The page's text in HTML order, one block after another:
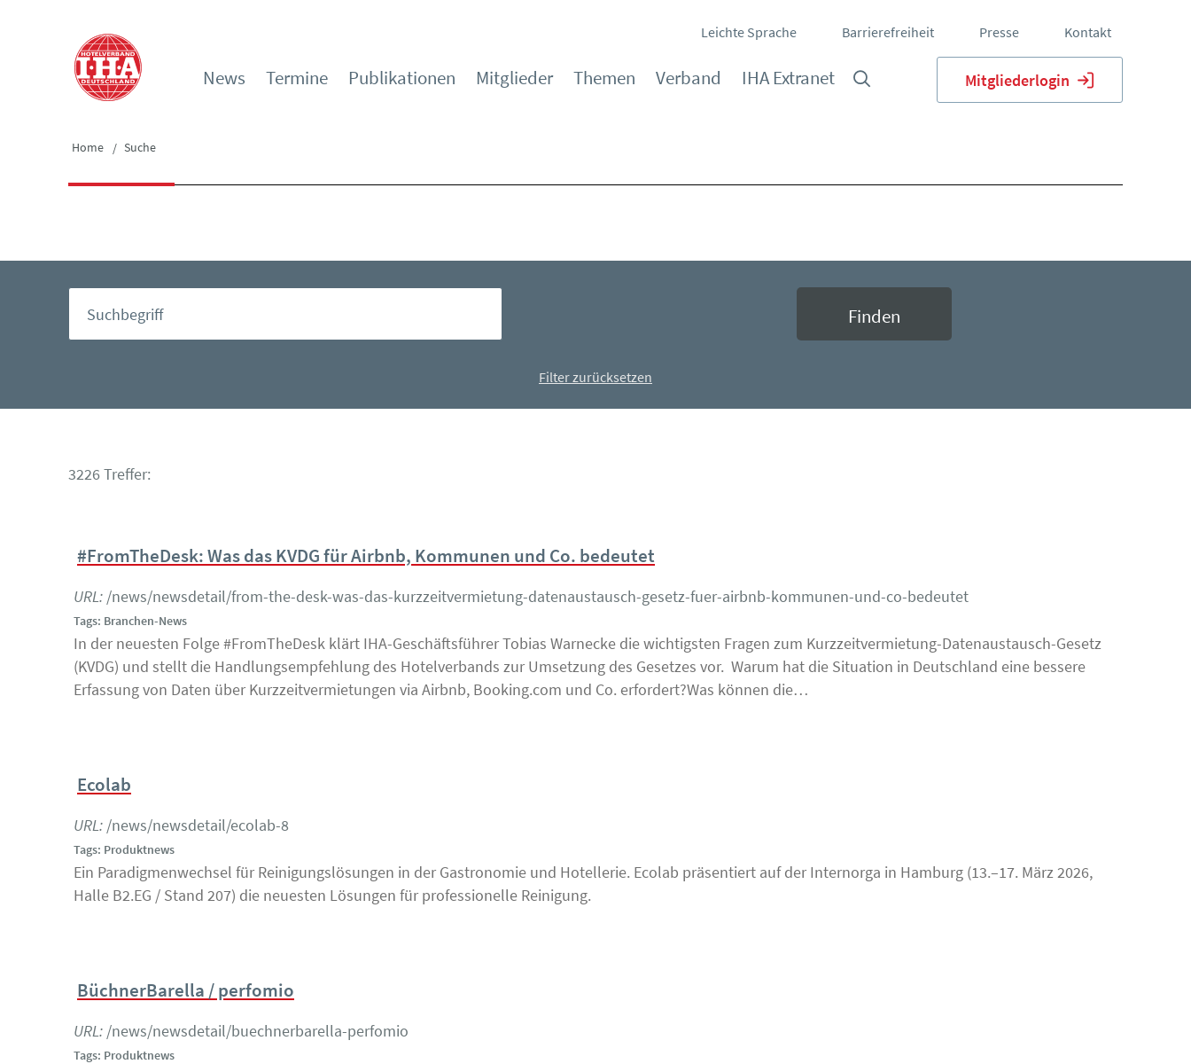
Leichte Sprache Barrierefreiheit Presse Kontakt
News Termine Publikationen Mitglieder Themen Verband IHA Extranet Mitgliederlogin
Home Suche
Filter zurücksetzen
3226 Treffer:
#FromTheDesk: Was das KVDG für Airbnb, Kommunen und Co. bedeutet
URL: /news/newsdetail/from-the-desk-was-das-kurzzeitvermietung-datenaustausch-gesetz-fuer-airbnb-kommunen-und-co-bedeutet
Tags: Branchen-News
In der neuesten Folge #FromTheDesk klärt IHA-Geschäftsführer Tobias Warnecke die wichtigsten Fragen zum Kurzzeitvermietung-Datenaustausch-Gesetz
(KVDG) und stellt die Handlungsempfehlung des Hotelverbands zur Umsetzung des Gesetzes vor. Warum hat die Situation in Deutschland eine bessere
Erfassung von Daten über Kurzzeitvermietungen via Airbnb, Booking.com und Co. erfordert?Was können die…
Ecolab
URL: /news/newsdetail/ecolab-8
Tags: Produktnews
Ein Paradigmenwechsel für Reinigungslösungen in der Gastronomie und Hotellerie. Ecolab präsentiert auf der Internorga in Hamburg (13.–17. März 2026,
Halle B2.EG / Stand 207) die neuesten Lösungen für professionelle Reinigung.
BüchnerBarella / perfomio
URL: /news/newsdetail/buechnerbarella-perfomio
Tags: Produktnews